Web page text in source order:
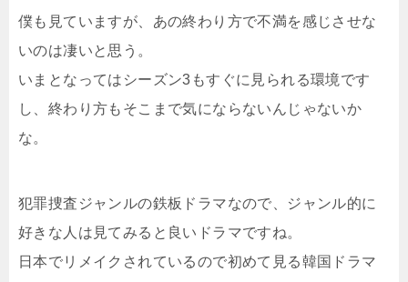
僕も見ていますが、あの終わり方で不満を感じさせな
いのは凄いと思う。
いまとなってはシーズン3もすぐに見られる環境です
し、終わり方もそこまで気にならないんじゃないか
な。
犯罪捜査ジャンルの鉄板ドラマなので、ジャンル的に
好きな人は見てみると良いドラマですね。
日本でリメイクされているので初めて見る韓国ドラマ